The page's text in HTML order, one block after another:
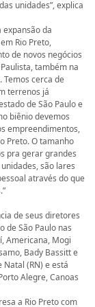
unidades”, explica
expansão da
Rio Preto,
de novos negócios
também na
Temos cerca de
terrenos já
de São Paulo e
biênio devemos
empreendimentos,
Preto. O tamanho
pra gerar grandes
são lares
através do que
de seus diretores
de São Paulo nas
Americana, Mogi
Bady Bassitt e
(RN) e está
Alegre, Canoas
a Rio Preto com